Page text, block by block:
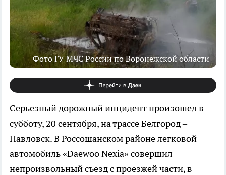
Фото ГУ МЧС России по Воронежской области
Серьезный дорожный инцидент произошел в
субботу, 20 сентября, на трассе Белгород –
Павловск. В Россошанском районе легковой
автомобиль «Daewoo Nexia» совершил
непроизвольный съезд с проезжей части, в